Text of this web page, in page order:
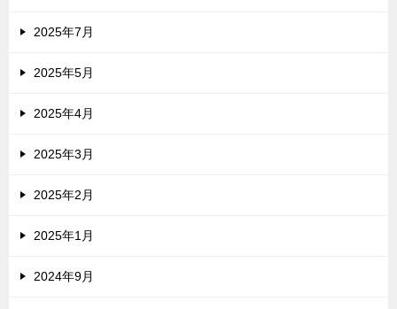
2025年7月
2025年5月
2025年4月
2025年3月
2025年2月
2025年1月
2024年9月